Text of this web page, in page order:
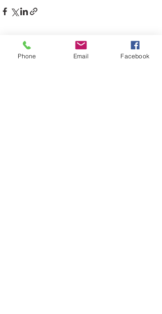
最新記事 すべて表示
Phone Email Facebook